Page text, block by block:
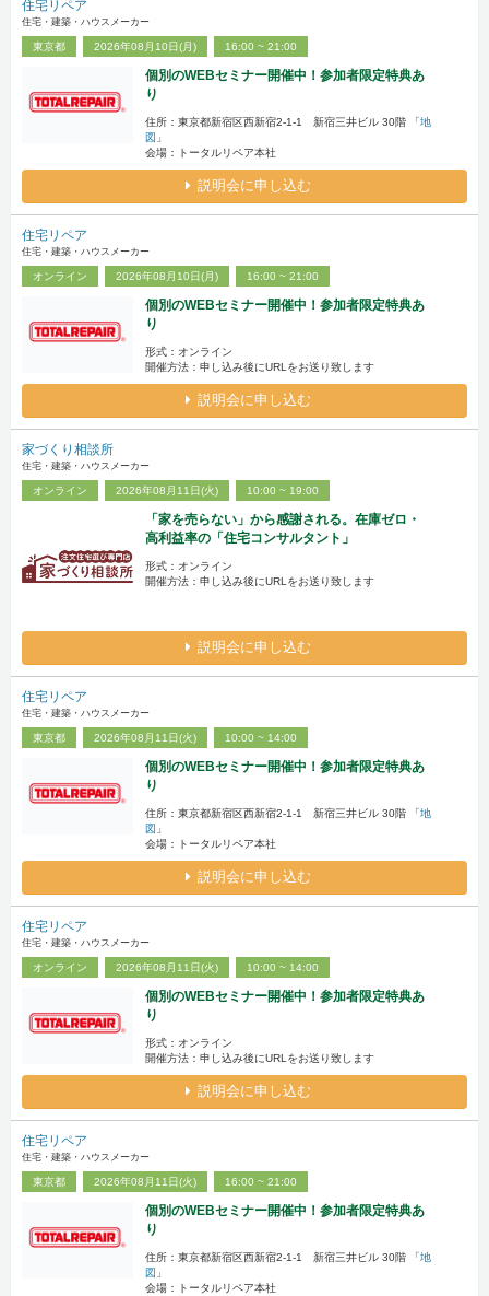
住宅リペア
住宅・建築・ハウスメーカー
東京都 2026年08月10日(月) 16:00 ~ 21:00
個別のWEBセミナー開催中！参加者限定特典あ
り
住所：東京都新宿区西新宿2-1-1 新宿三井ビル 30階 「地
図 」
会場：トータルリペア本社
説明会に申し込む
住宅リペア
住宅・建築・ハウスメーカー
オンライン 2026年08月10日(月) 16:00 ~ 21:00
個別のWEBセミナー開催中！参加者限定特典あ
り
形式：オンライン
開催方法：申し込み後にURLをお送り致します
説明会に申し込む
家づくり相談所
住宅・建築・ハウスメーカー
オンライン 2026年08月11日(火) 10:00 ~ 19:00
「家を売らない」から感謝される。在庫ゼロ・
高利益率の「住宅コンサルタント」
形式：オンライン
開催方法：申し込み後にURLをお送り致します
説明会に申し込む
住宅リペア
住宅・建築・ハウスメーカー
東京都 2026年08月11日(火) 10:00 ~ 14:00
個別のWEBセミナー開催中！参加者限定特典あ
り
住所：東京都新宿区西新宿2-1-1 新宿三井ビル 30階 「地
図 」
会場：トータルリペア本社
説明会に申し込む
住宅リペア
住宅・建築・ハウスメーカー
オンライン 2026年08月11日(火) 10:00 ~ 14:00
個別のWEBセミナー開催中！参加者限定特典あ
り
形式：オンライン
開催方法：申し込み後にURLをお送り致します
説明会に申し込む
住宅リペア
住宅・建築・ハウスメーカー
東京都 2026年08月11日(火) 16:00 ~ 21:00
個別のWEBセミナー開催中！参加者限定特典あ
り
住所：東京都新宿区西新宿2-1-1 新宿三井ビル 30階 「地
図 」
会場：トータルリペア本社